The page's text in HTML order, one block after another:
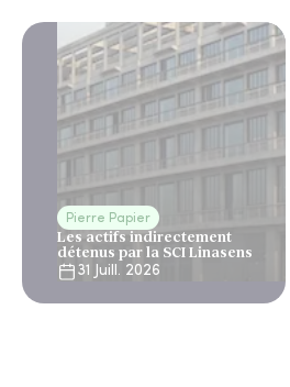
Pierre Papier
Les actifs indirectement
détenus par la SCI Linasens
31 Juill. 2026